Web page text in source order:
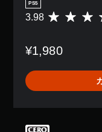
PS5
評
は
8
、
平
価
3.98
¥1,980